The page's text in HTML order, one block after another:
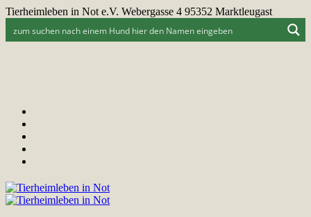
Tierheimleben in Not e.V. Webergasse 4 95352 Marktleugast